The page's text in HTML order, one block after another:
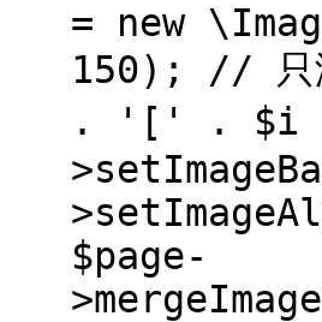
= new
150); // 只
. '[' . $i .
$page-